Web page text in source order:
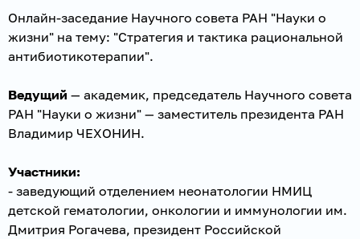
Онлайн-заседание Научного совета РАН "Науки о
жизни" на тему: "Стратегия и тактика рациональной
антибиотикотерапии".
Ведущий — академик, председатель Научного совета
РАН "Науки о жизни" — заместитель президента РАН
Владимир ЧЕХОНИН.
Участники:
- заведующий отделением неонатологии НМИЦ
детской гематологии, онкологии и иммунологии им.
Дмитрия Рогачева, президент Российской